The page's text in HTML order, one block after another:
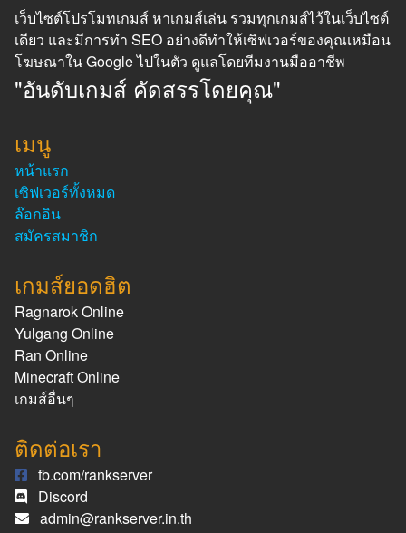
เว็บไซต์โปรโมทเกมส์ หาเกมส์เล่น รวมทุกเกมส์ไว้ในเว็บไซต์
เดียว และมีการทำ SEO อย่างดีทำให้เซิฟเวอร์ของคุณเหมือน
โฆษณาใน Google ไปในตัว ดูแลโดยทีมงานมืออาชีพ
"อันดับเกมส์ คัดสรรโดยคุณ"
เมนู
หน้าแรก
เซิฟเวอร์ทั้งหมด
ล๊อกอิน
สมัครสมาชิก
เกมส์ยอดฮิต
Ragnarok Online
Yulgang Online
Ran Online
Minecraft Online
เกมส์อื่นๆ
ติดต่อเรา
fb.com/rankserver
Discord
admin@rankserver.in.th